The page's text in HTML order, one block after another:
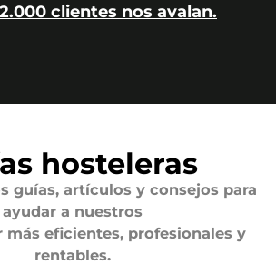
clientes nos avalan.
hosteleras
guías, artículos y consejos para
ayudar a nuestros
más eficientes, profesionales y
rentables.